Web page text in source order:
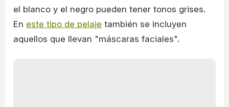
el blanco y el negro pueden tener tonos grises.
En este tipo de pelaje también se incluyen
aquellos que llevan "máscaras faciales".